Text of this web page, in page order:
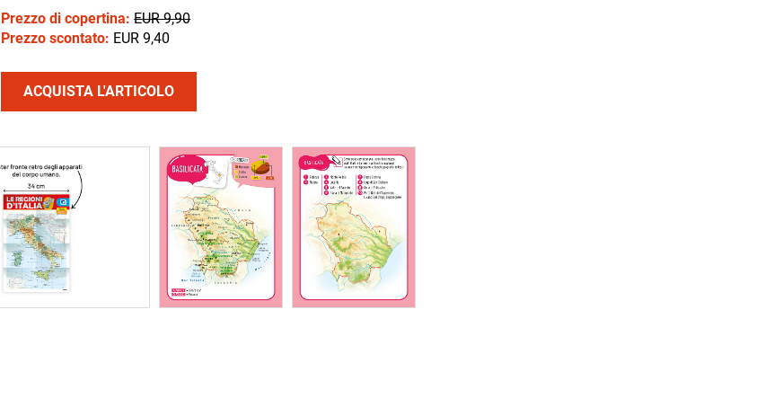
Prezzo di copertina: EUR 9,90
Prezzo scontato: EUR 9,40
ACQUISTA L'ARTICOLO